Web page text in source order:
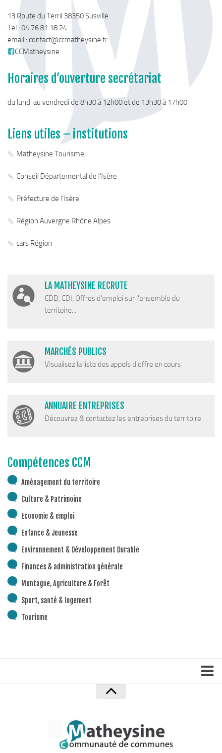
13 Route du Terril 38350 Susville
Tel : 04 76 81 18 24
email : contact@ccmatheysine.fr
CCMatheysine
Horaires d’ouverture secrétariat
du lundi au vendredi de 8h30 à 12h00 et de 13h30 à 17h00
Liens utiles – institutions
Matheysine Tourisme
Conseil Départemental de l’Isère
Préfecture de l’Isère
Région Auvergne Rhône Alpes
cars Région
LA MATHEYSINE RECRUTE
CDD, CDI, Offres d'emploi sur l'ensemble du
territoire...
MARCHÉS PUBLICS
Visualisez la liste des appels d'offre en cours
ANNUAIRE ENTREPRISES
Découvrez & contactez les entreprises du territoire
Compétences CCM
Aménagement du territoire
Culture & Patrimoine
Economie & emploi
Enfance & Jeunesse
Environnement & Développement Durable
Finances & administration générale
Montagne, Agriculture & Forêt
Sport, santé & logement
Tourisme
Politique de confidentialité